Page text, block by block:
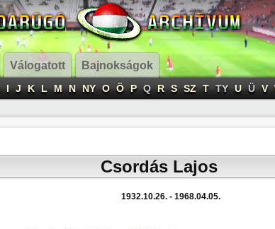
Válogatott Bajnokságok
I J K L M N NY O Ö P Q R S SZ T TY U Ü V
Csordás Lajos
1932.10.26. - 1968.04.05.